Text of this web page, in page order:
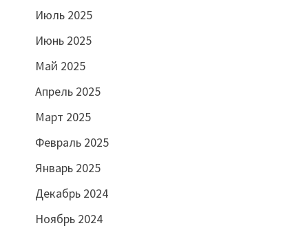
Июль 2025
Июнь 2025
Май 2025
Апрель 2025
Март 2025
Февраль 2025
Январь 2025
Декабрь 2024
Ноябрь 2024